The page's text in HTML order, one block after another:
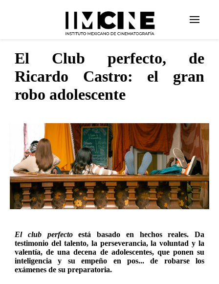
El Club perfecto, de
Ricardo Castro: el gran
robo adolescente
El club perfectoestá basado en hechos reales. Da
testimonio del talento, la perseverancia, la voluntad y la
valentía, de una decena de adolescentes, que ponen su
inteligencia y su empeño en pos... de robarse los
exámenes de su preparatoria.